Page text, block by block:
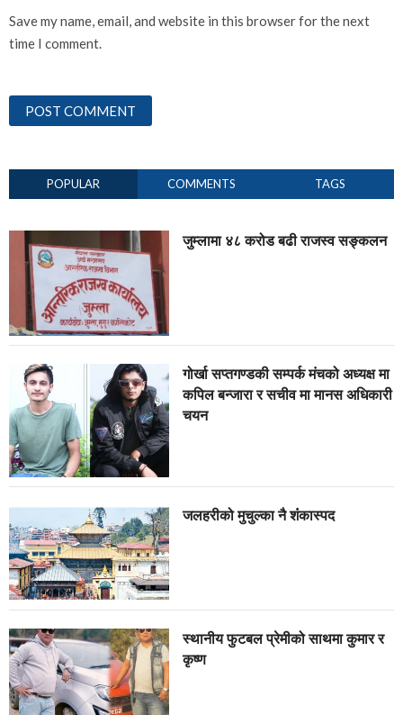
Save my name, email, and website in this browser for the next
time I comment.
POPULAR COMMENTS TAGS
जुम्लामा ४८ करोड बढी राजस्व सङ्कलन
गोर्खा सप्तगण्डकी सम्पर्क मंचको अध्यक्ष मा
कपिल बन्जारा र सचीव मा मानस अधिकारी
चयन
जलहरीको मुचुल्का नै शंंकास्पद
स्थानीय फुटबल प्रेमीको साथमा कुमार र
कृष्ण